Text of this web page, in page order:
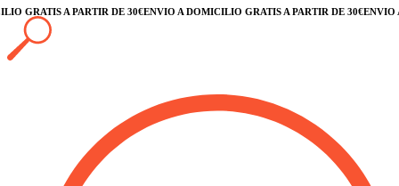
GRATIS A PARTIR DE 30€ENVÍO A DOMICILIO GRATIS A PARTIR DE 30€ENVÍO A